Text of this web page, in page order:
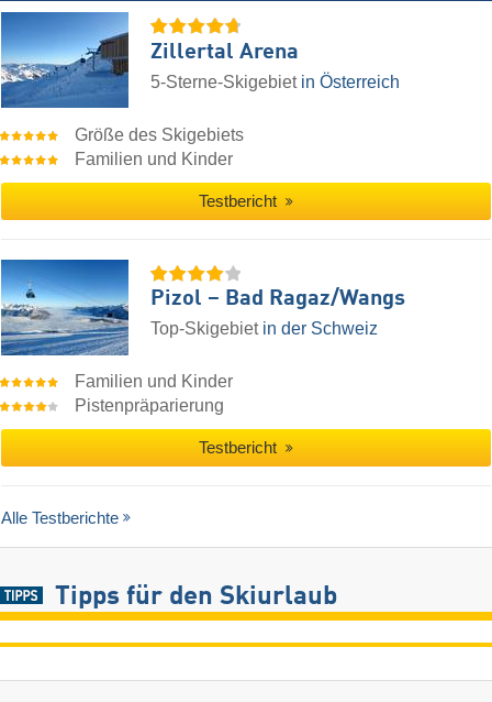
Zillertal Arena
5-Sterne-Skigebiet in Österreich
Größe des Skigebiets
Familien und Kinder
Testbericht
Pizol – Bad Ragaz/​Wangs
Top-Skigebiet in der Schweiz
Familien und Kinder
Pistenpräparierung
Testbericht
Alle Testberichte
Tipps für den Skiurlaub